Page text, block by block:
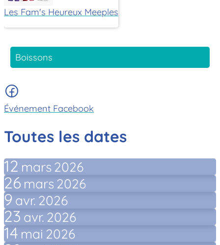
Les Fam's Heureux Meeples
Boissons
Événement Facebook
Toutes les dates
12 mars 2026
26 mars2026
9 avr. 2026
23 avr. 2026
14 mai 2026